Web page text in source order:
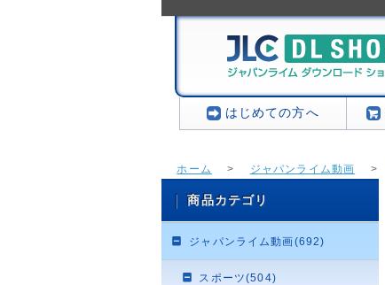
はじめての方へ
ホーム > ジャパンライム動画 >
商品カテゴリ
ジャパンライム動画(692)
スポーツ(504)